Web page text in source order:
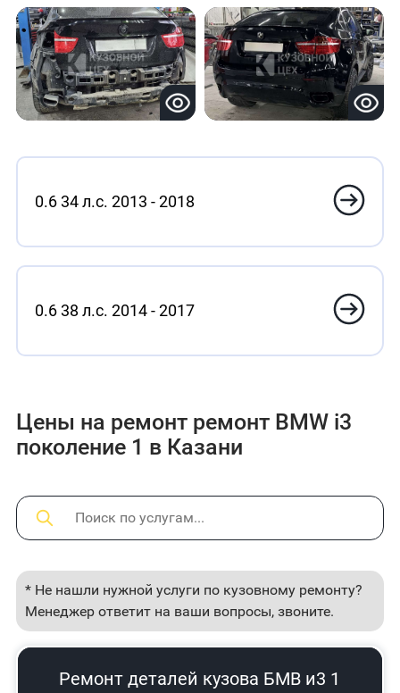
0.6 34 л.с. 2013 - 2018
0.6 38 л.с. 2014 - 2017
Цены на ремонт ремонт BMW i3
поколение 1 в Казани
* Не нашли нужной услуги по кузовному ремонту?
Менеджер ответит на ваши вопросы, звоните.
Ремонт деталей кузова БМВ и3 1